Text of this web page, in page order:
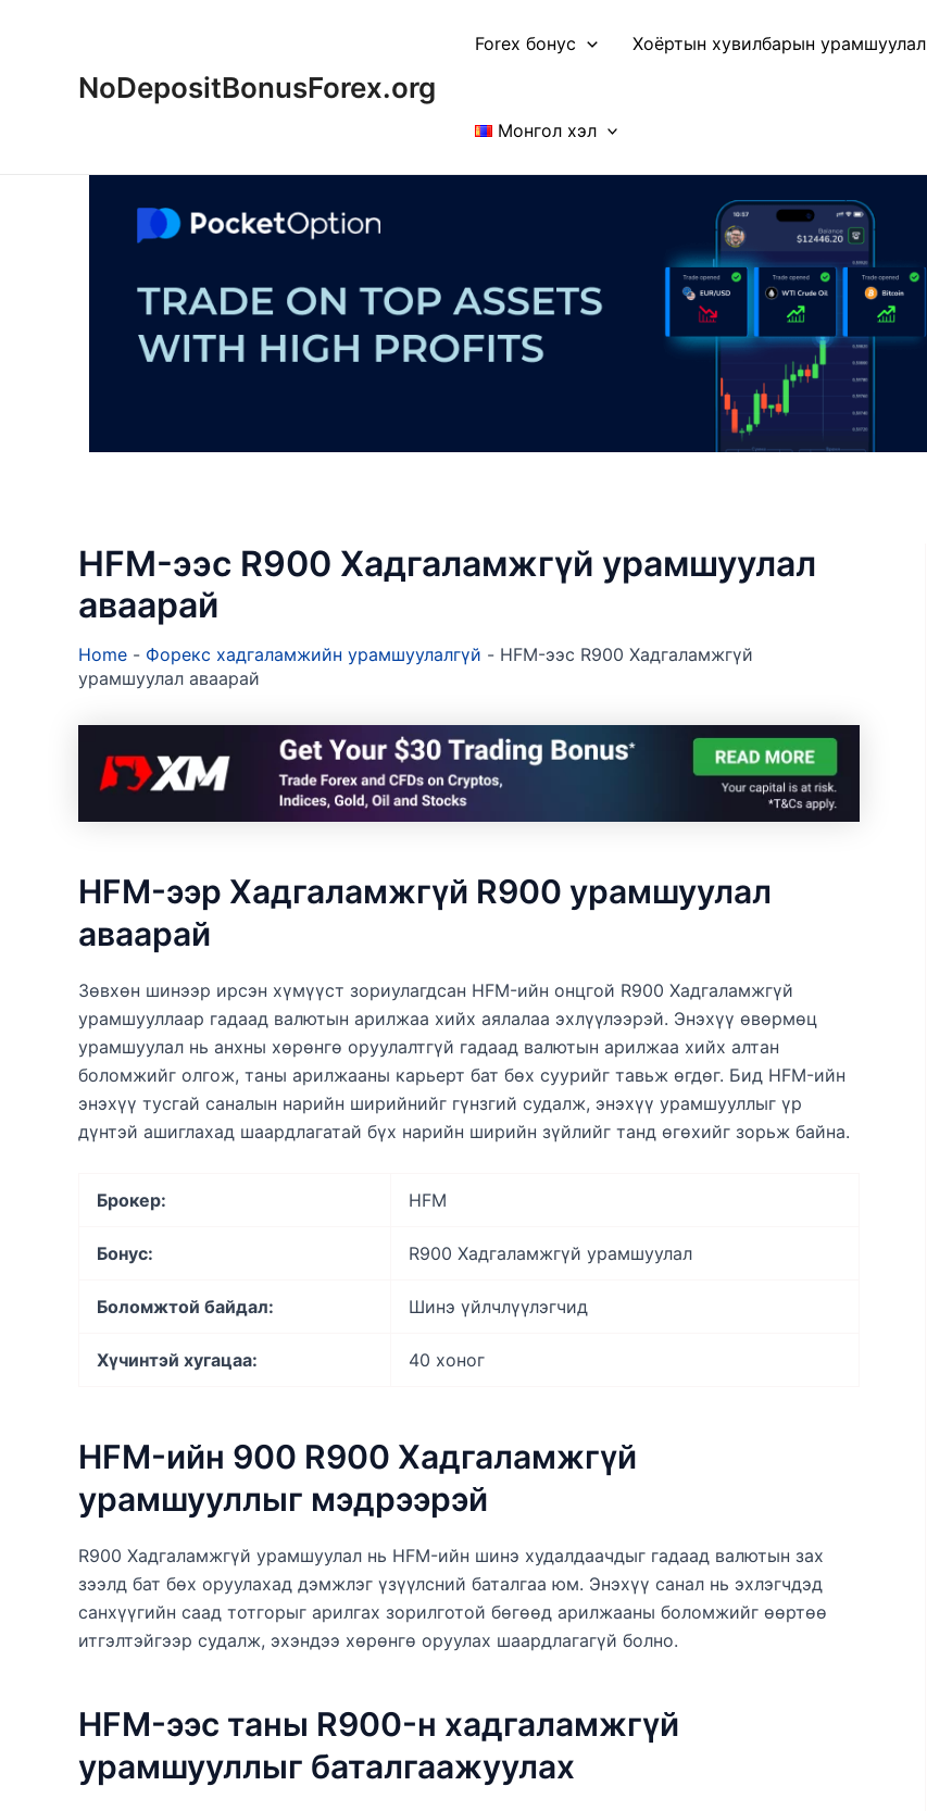
NoDepositBonusForex.org
Forex бонус Хоёртын хувилбарын урамшуулал
Монгол хэл
HFM-ээс R900 Хадгаламжгүй урамшуулал
аваарай
Home - Форекс хадгаламжийн урамшуулалгүй - HFM-ээс R900 Хадгаламжгүй
урамшуулал аваарай
HFM-ээр Хадгаламжгүй R900 урамшуулал
аваарай
Зөвхөн шинээр ирсэн хүмүүст зориулагдсан HFM-ийн онцгой R900 Хадгаламжгүй
урамшууллаар гадаад валютын арилжаа хийх аялалаа эхлүүлээрэй. Энэхүү өвөрмөц
урамшуулал нь анхны хөрөнгө оруулалтгүй гадаад валютын арилжаа хийх алтан
боломжийг олгож, таны арилжааны карьерт бат бөх суурийг тавьж өгдөг. Бид HFM-ийн
энэхүү тусгай саналын нарийн ширийнийг гүнзгий судалж, энэхүү урамшууллыг үр
дүнтэй ашиглахад шаардлагатай бүх нарийн ширийн зүйлийг танд өгөхийг зорьж байна.
Брокер: HFM
Бонус: R900 Хадгаламжгүй урамшуулал
Боломжтой байдал: Шинэ үйлчлүүлэгчид
Хүчинтэй хугацаа: 40 хоног
HFM-ийн 900 R900 Хадгаламжгүй
урамшууллыг мэдрээрэй
R900 Хадгаламжгүй урамшуулал нь HFM-ийн шинэ худалдаачдыг гадаад валютын зах
зээлд бат бөх оруулахад дэмжлэг үзүүлсний баталгаа юм. Энэхүү санал нь эхлэгчдэд
санхүүгийн саад тотгорыг арилгах зорилготой бөгөөд арилжааны боломжийг өөртөө
итгэлтэйгээр судалж, эхэндээ хөрөнгө оруулах шаардлагагүй болно.
HFM-ээс таны R900-н хадгаламжгүй
урамшууллыг баталгаажуулах